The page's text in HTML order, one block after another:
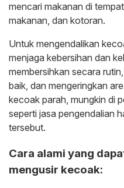
mencari makanan di
makanan, dan kotoran.
Untuk mengendalikan
menjaga kebersihan dan
membersihkan secara
baik, dan mengeringkan
kecoak parah, mungkin di
seperti jasa pengendalian
tersebut.
Cara alami yang
mengusir kecoak: